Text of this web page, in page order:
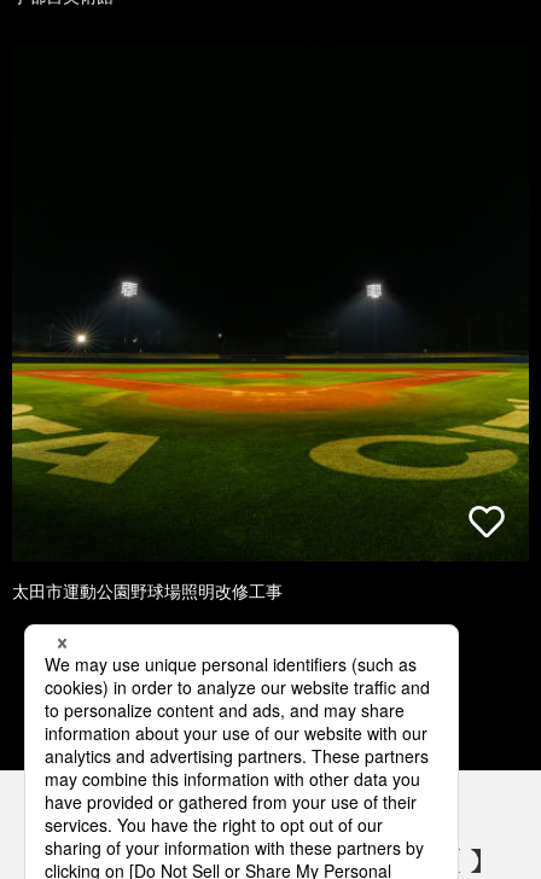
太田市運動公園野球場照明改修工事
1 2 3 4 5
パナソニックの電気設備 SNSアカウント